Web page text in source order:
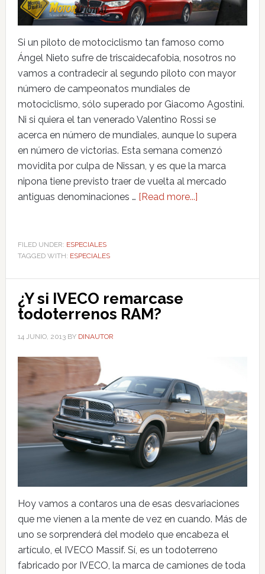
Si un piloto de motociclismo tan famoso como
Ángel Nieto sufre de triscaidecafobia, nosotros no
vamos a contradecir al segundo piloto con mayor
número de campeonatos mundiales de
motociclismo, sólo superado por Giacomo Agostini.
Ni si quiera el tan venerado Valentino Rossi se
acerca en número de mundiales, aunque lo supera
en número de victorias. Esta semana comenzó
movidita por culpa de Nissan, y es que la marca
nipona tiene previsto traer de vuelta al mercado
antiguas denominaciones … [Read more...]
FILED UNDER: ESPECIALES
TAGGED WITH: ESPECIALES
¿Y si IVECO remarcase
todoterrenos RAM?
14 JUNIO, 2013BY DINAUTOR
Hoy vamos a contaros una de esas desvariaciones
que me vienen a la mente de vez en cuando. Más de
uno se sorprenderá del modelo que encabeza el
artículo, el IVECO Massif. Sí, es un todoterreno
fabricado por IVECO, la marca de camiones de toda